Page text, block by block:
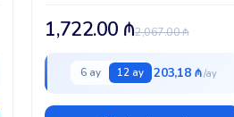
2,067.00₼
1,722.00 ₼
6 ay 12 ay 203,18 ₼